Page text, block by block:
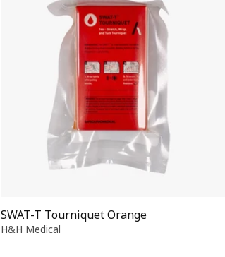
SWAT-T Tourniquet Orange
H&H Medical